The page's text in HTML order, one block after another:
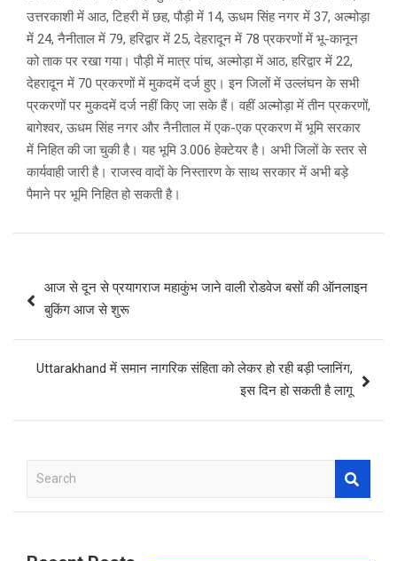
उत्तरकाशी में आठ, टिहरी में छह, पौड़ी में 14, ऊधम सिंह नगर में 37, अल्मोड़ा
में 24, नैनीताल में 79, हरिद्वार में 25, देहरादून में 78 प्रकरणों में भू-कानून
को ताक पर रखा गया। पौड़ी में मात्र पांच, अल्मोड़ा में आठ, हरिद्वार में 22,
देहरादून में 70 प्रकरणों में मुकदमें दर्ज हुए। इन जिलों में उल्लंघन के सभी
प्रकरणों पर मुकदमें दर्ज नहीं किए जा सके हैं। वहीं अल्मोड़ा में तीन प्रकरणों,
बागेश्वर, ऊधम सिंह नगर और नैनीताल में एक-एक प्रकरण में भूमि सरकार
में निहित की जा चुकी है। यह भूमि 3.006 हेक्टेयर है। अभी जिलों के स्तर से
कार्यवाही जारी है। राजस्व वादाें के निस्तारण के साथ सरकार में अभी बड़े
पैमाने पर भूमि निहित हो सकती है।
navigation
आज से दून से प्रयागराज महाकुंभ जाने वाली रोडवेज बसों की ऑनलाइन
बुकिंग आज से शुरू
Uttarakhand में समान नागरिक संहिता को लेकर हो रही बड़ी प्‍लानिंग,
इस दिन हो सकती है लागू
a